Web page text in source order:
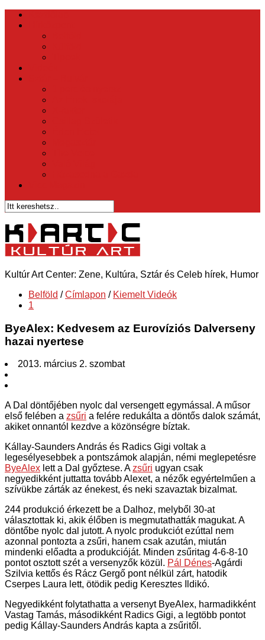
Kultúr Art Center: Zene, Kultúra, Sztár és Celeb hírek, Humor
Belföld / Címlapon / Kiemelt Videók
1
ByeAlex: Kedvesem az Eurovíziós Dalverseny
hazai nyertese
2013. március 2. szombat
A Dal döntőjében nyolc dal versengett egymással. A műsor
első felében a zsűri a felére redukálta a döntős dalok számát,
akiket onnantól kezdve a közönségre bíztak.
Kállay-Saunders András és Radics Gigi voltak a
legesélyesebbek a pontszámok alapján, némi meglepetésre
ByeAlex lett a Dal győztese. Azsűri ugyan csak
negyedikként juttatta tovább Alexet, a nézők egyértelműen a
szívükbe zárták az énekest, és neki szavaztak bizalmat.
244 produkció érkezett be a Dalhoz, melyből 30-at
választottak ki, akik élőben is megmutathatták magukat. A
döntőbe nyolc dal jutott. A nyolc produkciót ezúttal nem
azonnal pontozta a zsűri, hanem csak azután, miután
mindenki előadta a produkcióját. Minden zsűritag 4-6-8-10
pontot osztott szét a versenyzők közül. Pál Dénes-Agárdi
Szilvia kettős és Rácz Gergő pont nélkül zárt, hatodik
Cserpes Laura lett, ötödik pedig Keresztes Ildikó.
Negyedikként folytathatta a versenyt ByeAlex, harmadikként
Vastag Tamás, másodikként Radics Gigi, a legtöbb pontot
pedig Kállay-Saunders András kapta a zsűritől.